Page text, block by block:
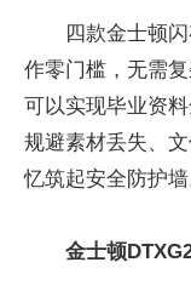
四款金士顿
作零门槛，无需
可以实现毕业资
规避素材丢失、
忆筑起安全防护墙
金士顿